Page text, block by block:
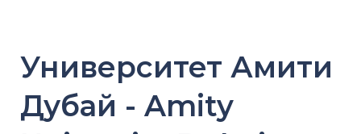
Университет Амити
Дубай - Amity